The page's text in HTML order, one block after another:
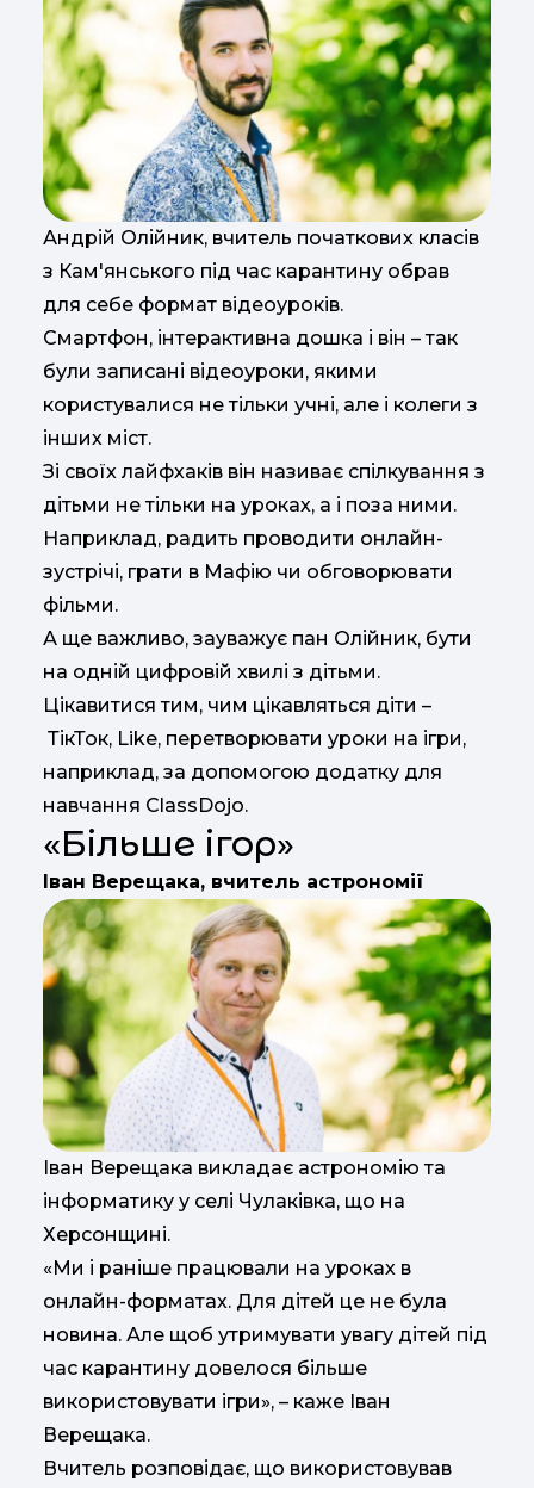
Андрій Олійник, вчитель початкових класів
з Кам'янського під час карантину обрав
для себе формат відеоуроків.
Смартфон, інтерактивна дошка і він – так
були записані відеоуроки, якими
користувалися не тільки учні, але і колеги з
інших міст.
Зі своїх лайфхаків він називає спілкування з
дітьми не тільки на уроках, а і поза ними.
Наприклад, радить проводити онлайн-
зустрічі, грати в Мафію чи обговорювати
фільми.
А ще важливо, зауважує пан Олійник, бути
на одній цифровій хвилі з дітьми.
Цікавитися тим, чим цікавляться діти –
ТікТок, Like, перетворювати уроки на ігри,
наприклад, за допомогою додатку для
навчання ClassDojo.
«Більше ігор»
Іван Верещака, вчитель астрономії
Іван Верещака викладає астрономію та
інформатику у селі Чулаківка, що на
Херсонщині.
«Ми і раніше працювали на уроках в
онлайн-форматах. Для дітей це не була
новина. Але щоб утримувати увагу дітей під
час карантину довелося більше
використовувати ігри», – каже Іван
Верещака.
Вчитель розповідає, що використовував